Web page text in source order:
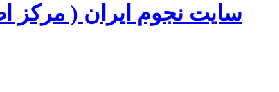
سایت نجوم ایران ( مرکز